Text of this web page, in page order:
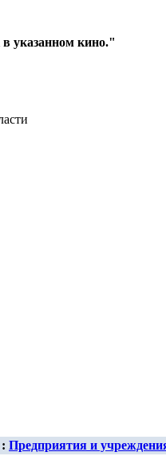
указанном кино."
: Предприятия и